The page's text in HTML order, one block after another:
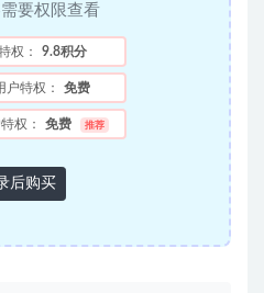
要权限查看
权： 9.8积分
户特权： 免费
权： 免费 推荐
后购买